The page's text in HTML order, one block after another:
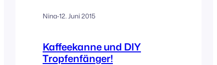
Nina·12. Juni 2015
Kaffeekanne und DIY
Tropfenfänger!